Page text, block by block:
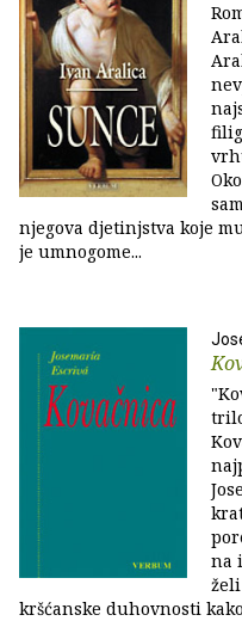
njegova djetinjstva koje
je umnogome...
na
kršćanske duhovnosti